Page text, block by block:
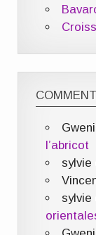
l’abricot
sylvie
sylvie